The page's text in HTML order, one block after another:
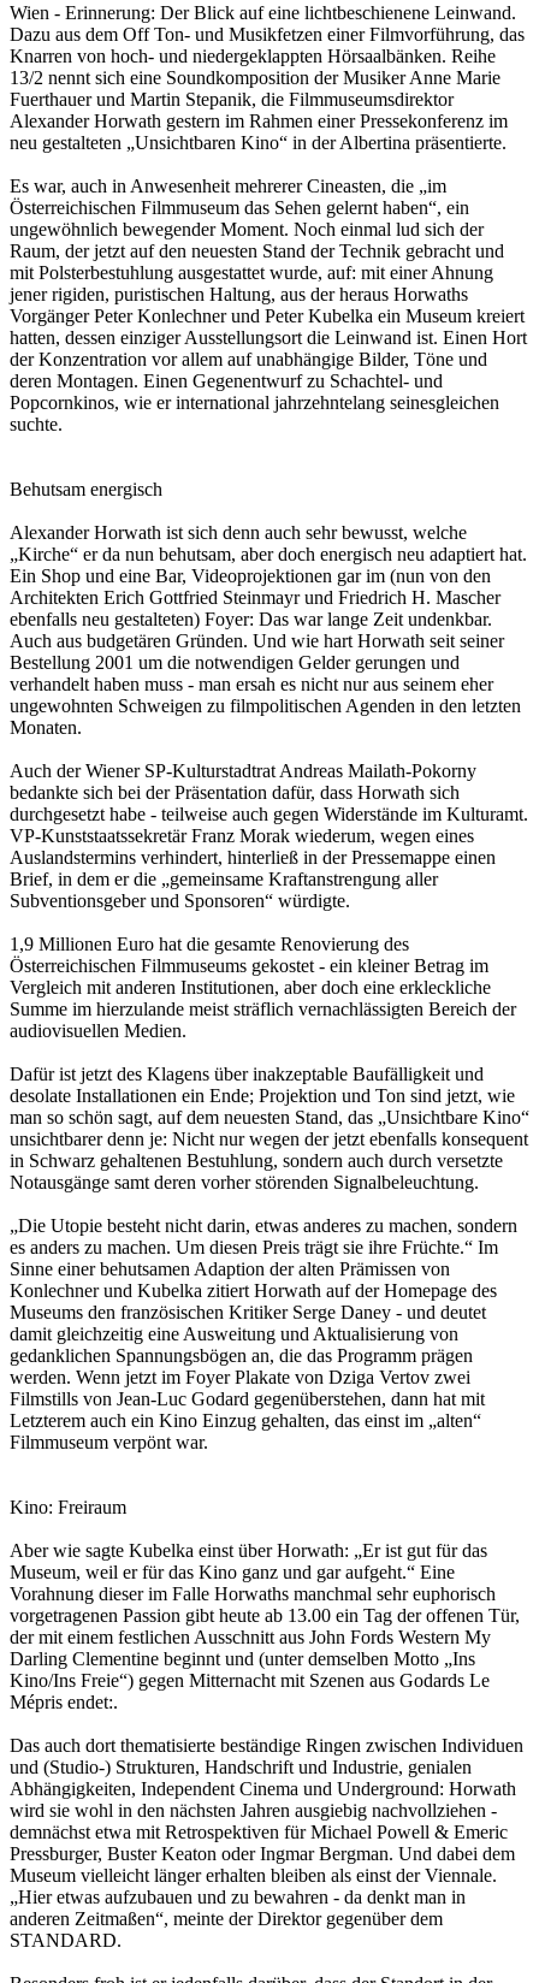
Wien - Erinnerung: Der Blick auf eine lichtbeschienene Leinwand.
Dazu aus dem Off Ton- und Musikfetzen einer Filmvorführung, das
Knarren von hoch- und niedergeklappten Hörsaalbänken. Reihe
13/2 nennt sich eine Soundkomposition der Musiker Anne Marie
Fuerthauer und Martin Stepanik, die Filmmuseumsdirektor
Alexander Horwath gestern im Rahmen einer Pressekonferenz im
neu gestalteten „Unsichtbaren Kino“ in der Albertina präsentierte.
Es war, auch in Anwesenheit mehrerer Cineasten, die „im
Österreichischen Filmmuseum das Sehen gelernt haben“, ein
ungewöhnlich bewegender Moment. Noch einmal lud sich der
Raum, der jetzt auf den neuesten Stand der Technik gebracht und
mit Polsterbestuhlung ausgestattet wurde, auf: mit einer Ahnung
jener rigiden, puristischen Haltung, aus der heraus Horwaths
Vorgänger Peter Konlechner und Peter Kubelka ein Museum kreiert
hatten, dessen einziger Ausstellungsort die Leinwand ist. Einen Hort
der Konzentration vor allem auf unabhängige Bilder, Töne und
deren Montagen. Einen Gegenentwurf zu Schachtel- und
Popcornkinos, wie er international jahrzehntelang seinesgleichen
suchte.
Behutsam energisch
Alexander Horwath ist sich denn auch sehr bewusst, welche
„Kirche“ er da nun behutsam, aber doch energisch neu adaptiert hat.
Ein Shop und eine Bar, Videoprojektionen gar im (nun von den
Architekten Erich Gottfried Steinmayr und Friedrich H. Mascher
ebenfalls neu gestalteten) Foyer: Das war lange Zeit undenkbar.
Auch aus budgetären Gründen. Und wie hart Horwath seit seiner
Bestellung 2001 um die notwendigen Gelder gerungen und
verhandelt haben muss - man ersah es nicht nur aus seinem eher
ungewohnten Schweigen zu filmpolitischen Agenden in den letzten
Monaten.
Auch der Wiener SP-Kulturstadtrat Andreas Mailath-Pokorny
bedankte sich bei der Präsentation dafür, dass Horwath sich
durchgesetzt habe - teilweise auch gegen Widerstände im Kulturamt.
VP-Kunststaatssekretär Franz Morak wiederum, wegen eines
Auslandstermins verhindert, hinterließ in der Pressemappe einen
Brief, in dem er die „gemeinsame Kraftanstrengung aller
Subventionsgeber und Sponsoren“ würdigte.
1,9 Millionen Euro hat die gesamte Renovierung des
Österreichischen Filmmuseums gekostet - ein kleiner Betrag im
Vergleich mit anderen Institutionen, aber doch eine erkleckliche
Summe im hierzulande meist sträflich vernachlässigten Bereich der
audiovisuellen Medien.
Dafür ist jetzt des Klagens über inakzeptable Baufälligkeit und
desolate Installationen ein Ende; Projektion und Ton sind jetzt, wie
man so schön sagt, auf dem neuesten Stand, das „Unsichtbare Kino“
unsichtbarer denn je: Nicht nur wegen der jetzt ebenfalls konsequent
in Schwarz gehaltenen Bestuhlung, sondern auch durch versetzte
Notausgänge samt deren vorher störenden Signalbeleuchtung.
„Die Utopie besteht nicht darin, etwas anderes zu machen, sondern
es anders zu machen. Um diesen Preis trägt sie ihre Früchte.“ Im
Sinne einer behutsamen Adaption der alten Prämissen von
Konlechner und Kubelka zitiert Horwath auf der Homepage des
Museums den französischen Kritiker Serge Daney - und deutet
damit gleichzeitig eine Ausweitung und Aktualisierung von
gedanklichen Spannungsbögen an, die das Programm prägen
werden. Wenn jetzt im Foyer Plakate von Dziga Vertov zwei
Filmstills von Jean-Luc Godard gegenüberstehen, dann hat mit
Letzterem auch ein Kino Einzug gehalten, das einst im „alten“
Filmmuseum verpönt war.
Kino: Freiraum
Aber wie sagte Kubelka einst über Horwath: „Er ist gut für das
Museum, weil er für das Kino ganz und gar aufgeht.“ Eine
Vorahnung dieser im Falle Horwaths manchmal sehr euphorisch
vorgetragenen Passion gibt heute ab 13.00 ein Tag der offenen Tür,
der mit einem festlichen Ausschnitt aus John Fords Western My
Darling Clementine beginnt und (unter demselben Motto „Ins
Kino/Ins Freie“) gegen Mitternacht mit Szenen aus Godards Le
Mépris endet:.
Das auch dort thematisierte beständige Ringen zwischen Individuen
und (Studio-) Strukturen, Handschrift und Industrie, genialen
Abhängigkeiten, Independent Cinema und Underground: Horwath
wird sie wohl in den nächsten Jahren ausgiebig nachvollziehen -
demnächst etwa mit Retrospektiven für Michael Powell & Emeric
Pressburger, Buster Keaton oder Ingmar Bergman. Und dabei dem
Museum vielleicht länger erhalten bleiben als einst der Viennale.
„Hier etwas aufzubauen und zu bewahren - da denkt man in
anderen Zeitmaßen“, meinte der Direktor gegenüber dem
STANDARD.